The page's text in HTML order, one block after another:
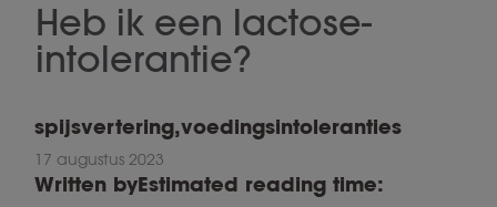
Heb ik een lactose-
intolerantie?
spijsvertering,voedingsintoleranties
17 augustus 2023
Written byEstimated reading time: